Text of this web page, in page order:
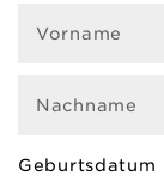
Vorname
Nachname
Geburtsdatum